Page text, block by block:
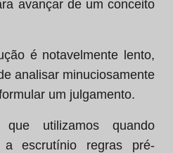
avançar de um conceito
é notavelmente lento,
analisar minuciosamente
um julgamento.
utilizamos quando
a escrutínio regras pré-